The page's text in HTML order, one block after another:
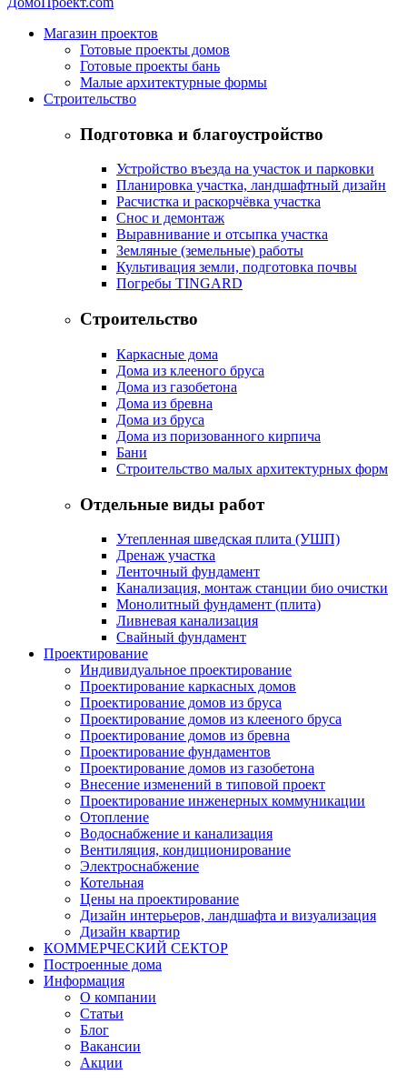
Магазин проектов
Готовые проекты домов
Готовые проекты бань
Малые архитектурные формы
Строительство
Подготовка и благоустройство
Устройство въезда на участок и парковки
Планировка участка, ландшафтный дизайн
Расчистка и раскорчёвка участка
Снос и демонтаж
Выравнивание и отсыпка участка
Земляные (земельные) работы
Культивация земли, подготовка почвы
Погребы TINGARD
Строительство
Каркасные дома
Дома из клееного бруса
Дома из газобетона
Дома из бревна
Дома из бруса
Дома из поризованного кирпича
Бани
Строительство малых архитектурных форм
Отдельные виды работ
Утепленная шведская плита (УШП)
Дренаж участка
Ленточный фундамент
Канализация, монтаж станции био очистки
Монолитный фундамент (плита)
Ливневая канализация
Свайный фундамент
Проектирование
Индивидуальное проектирование
Проектирование каркасных домов
Проектирование домов из бруса
Проектирование домов из клееного бруса
Проектирование домов из бревна
Проектирование фундаментов
Проектирование домов из газобетона
Внесение изменений в типовой проект
Проектирование инженерных коммуникации
Отопление
Водоснабжение и канализация
Вентиляция, кондиционирование
Электроснабжение
Котельная
Цены на проектирование
Дизайн интерьеров, ландшафта и визуализация
Дизайн квартир
КОММЕРЧЕСКИЙ СЕКТОР
Построенные дома
Информация
О компании
Статьи
Блог
Вакансии
Акции